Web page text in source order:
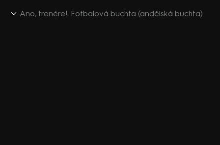
Ano, trenére!: Fotbalová buchta (andělská buchta)